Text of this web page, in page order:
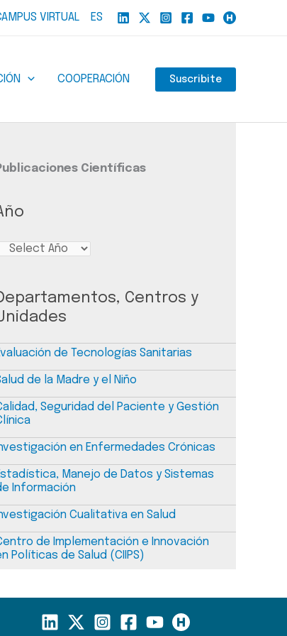
VIRTUAL ES
COOPERACIÓN Suscribite
Científicas
Centros y
de Tecnologías Sanitarias
de la Madre y el Niño
Seguridad del Paciente y Gestión
en Enfermedades Crónicas
Manejo de Datos y Sistemas
Información
Cualitativa en Salud
de Implementación e Innovación
Políticas de Salud (CIIPS)